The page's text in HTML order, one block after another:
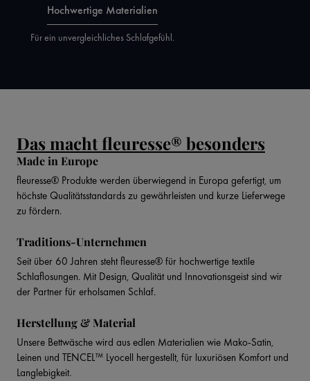
Hochwertige Materialien
Für ein unvergleichliches Schlafgefühl.
Das macht fleuresse® besonders
Made in Europe
fleuresse® Produkte werden überwiegend in Europa gefertigt, um
höchste Qualitätsstandards zu gewährleisten und kurze Lieferwege
zu fördern.
Traditions-Unternehmen
Seit über 60 Jahren steht fleuresse® für hochwertige textile
Schlaflosungen. Mit Design, Qualität und Innovationsgeist sind wir
der Partner für erholsamen Schlaf.
Herstellung & Material
Unsere Bettwäsche wird aus edlen Materialien wie Mako-Satin,
Leinen und TENCEL™ Lyocell hergestellt, für luxuriösen Komfort und
Langlebigkeit.